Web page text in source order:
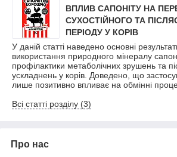
ВПЛИВ САПОНІТУ НА
СУХОСТІЙНОГО ТА
ПЕРІОДУ У КОРІВ
У даній статті наведено основні
використання природного мінералу
профілактики метаболічних зрушень та
ускладнень у корів. Доведено, що
лише позитивно впливає на обмінні
Всі статті розділу (3)
Про нас